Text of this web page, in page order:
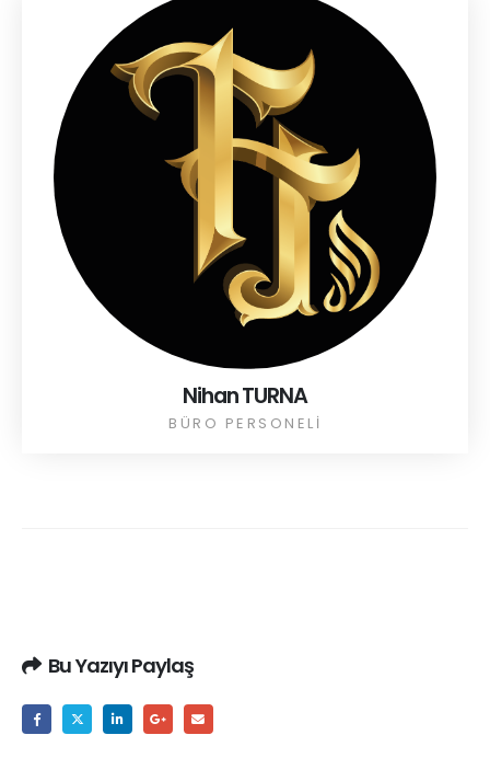
Nihan TURNA
BÜRO PERSONELI
Bu Yazıyı Paylaş